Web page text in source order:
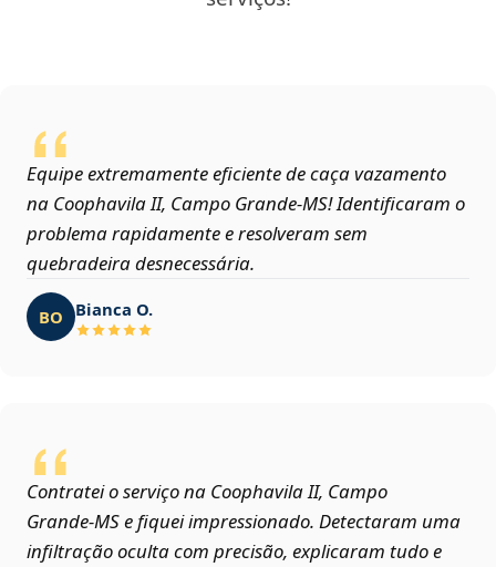
Equipe extremamente eficiente de caça vazamento
na Coophavila II, Campo Grande‑MS! Identificaram o
problema rapidamente e resolveram sem
quebradeira desnecessária.
BO Bianca O.
Contratei o serviço na Coophavila II, Campo
Grande‑MS e fiquei impressionado. Detectaram uma
infiltração oculta com precisão, explicaram tudo e